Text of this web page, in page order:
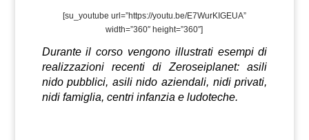
[su_youtube url=”https://youtu.be/E7WurKIGEUA”
width=”360″ height=”360″]
Durante il corso vengono illustrati esempi di
realizzazioni recenti di Zeroseiplanet: asili
nido pubblici, asili nido aziendali, nidi privati,
nidi famiglia, centri infanzia e ludoteche.